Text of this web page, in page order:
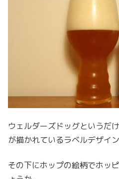
ウェルダーズドッグというだ
が描かれているラベルデザイン
その下にホップの絵柄でホッ